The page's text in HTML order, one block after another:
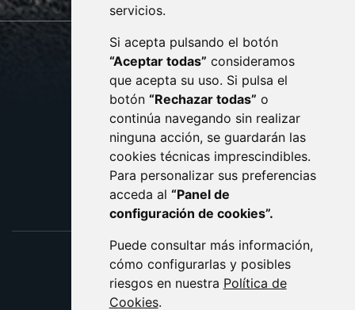
servicios.
Si acepta pulsando el botón
“Aceptar todas” consideramos
que acepta su uso. Si pulsa el
botón “Rechazar todas” o
continúa navegando sin realizar
ninguna acción, se guardarán las
cookies técnicas imprescindibles.
Para personalizar sus preferencias
acceda al “Panel de
configuración de cookies”.
Puede consultar más información,
cómo configurarlas y posibles
riesgos en nuestra Política de
Cookies.
CONTACTO
AVISO LEGAL
PROTECCIÓN DE DATOS
POLÍTICA DE COOKIES
ACCESIBILIDAD
ENLACE EXTERNO AL